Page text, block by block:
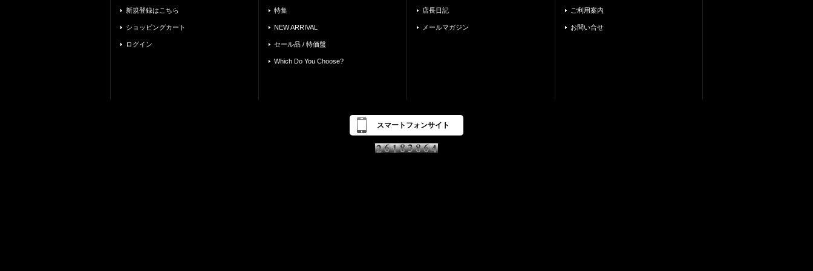
新規登録はこちら
ショッピングカート
ログイン
特集
NEW ARRIVAL
セール品 / 特価盤
Which Do You Choose?
店長日記
メールマガジン
ご利用案内
お問い合せ
スマートフォンサイト